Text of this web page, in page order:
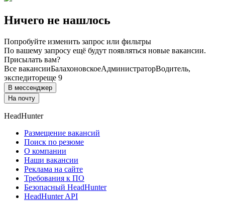
Ничего не нашлось
Попробуйте изменить запрос или фильтры
По вашему запросу ещё будут появляться новые вакансии.
Присылать вам?
Все вакансииБалахоновскоеАдминистраторВодитель,
экспедитореще 9
В мессенджер
На почту
HeadHunter
Размещение вакансий
Поиск по резюме
О компании
Наши вакансии
Реклама на сайте
Требования к ПО
Безопасный HeadHunter
HeadHunter API